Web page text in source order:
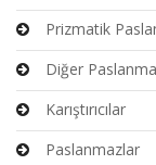
Prizmatik
Diğer
Karıştırıcılar
Paslanmazlar